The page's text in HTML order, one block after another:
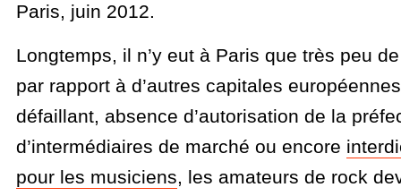
Paris, juin 2012.
Longtemps, il n’y eut à Paris que très peu
par rapport à d’autres capitales
défaillant, absence d’autorisation de la
d’intermédiaires de marché ou encore
pour les musiciens, les amateurs de rock